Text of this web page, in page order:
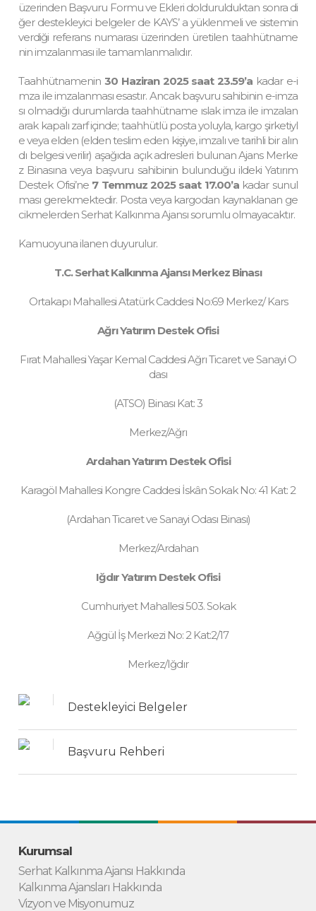
üzerinden Başvuru Formu ve Ekleri doldurulduktan sonra di
ğer destekleyici belgeler de KAYS’ a yüklenmeli ve sistemin
verdiği referans numarası üzerinden üretilen taahhütname
nin imzalanması ile tamamlanmalıdır.
Taahhütnamenin30 Haziran 2025 saat 23.59’a kadar e-i
mza ile imzalanması esastır. Ancak başvuru sahibinin e-imza
sı olmadığı durumlarda taahhütname ıslak imza ile imzalan
arak kapalı zarf içinde; taahhütlü posta yoluyla, kargo şirketiyl
e veya elden (elden teslim eden kişiye, imzalı ve tarihli bir alın
dı belgesi verilir) aşağıda açık adresleri bulunan Ajans Merke
z Binasına veya başvuru sahibinin bulunduğu ildeki Yatırım
Destek Ofisi’ne 7 Temmuz 2025 saat 17.00’akadar sunul
ması gerekmektedir. Posta veya kargodan kaynaklanan ge
cikmelerden Serhat Kalkınma Ajansı sorumlu olmayacaktır.
Kamuoyuna ilanen duyurulur.
T.C. Serhat Kalkınma Ajansı Merkez Binası
Ortakapı Mahallesi Atatürk Caddesi No:69 Merkez/ Kars
Ağrı Yatırım Destek Ofisi
Fırat Mahallesi Yaşar Kemal Caddesi Ağrı Ticaret ve Sanayi O
dası
(ATSO) Binası Kat: 3
Merkez/Ağrı
Ardahan Yatırım Destek Ofisi
Karagöl Mahallesi Kongre Caddesi İskân Sokak No: 41 Kat: 2
(Ardahan Ticaret ve Sanayi Odası Binası)
Merkez/Ardahan
Iğdır Yatırım Destek Ofisi
Cumhuriyet Mahallesi 503. Sokak
Ağgül İş Merkezi No: 2 Kat:2/17
Merkez/Iğdır
Destekleyici Belgeler
Başvuru Rehberi
Kurumsal
Serhat Kalkınma Ajansı Hakkında
Kalkınma Ajansları Hakkında
Vizyon ve Misyonumuz